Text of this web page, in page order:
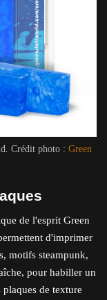
Crédit photo : Green
de l'esprit Green
d'imprimer
motifs steampunk,
pour habiller un
plaques de texture